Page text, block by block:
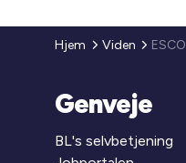
Hjem Viden ESCO
Genveje
BL's selvbetjening